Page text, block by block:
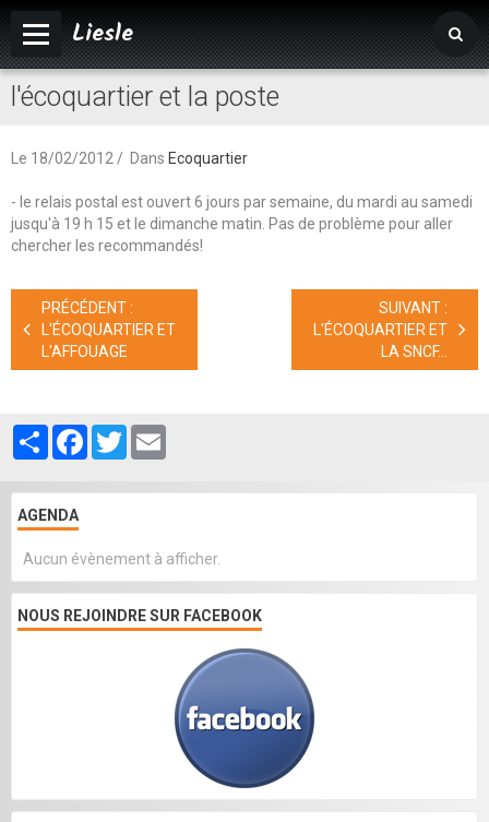
Liesle
Accueil
Vie associative
Agenda
Album photos
l'écoquartier et la poste
Le 18/02/2012 Dans Ecoquartier
- le relais postal est ouvert 6 jours par semaine, du mardi au samedi
jusqu'à 19 h 15 et le dimanche matin. Pas de problème pour aller
chercher les recommandés!
PRÉCÉDENT :
L'ÉCOQUARTIER ET
L'AFFOUAGE
SUIVANT :
L'ÉCOQUARTIER ET
LA SNCF...
PartagerFacebook
Twitter
AGENDA
Aucun évènement à afficher.
NOUS REJOINDRE SUR FACEBOOK